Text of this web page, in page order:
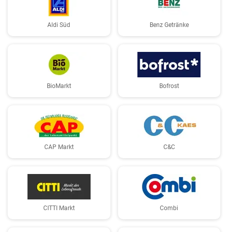
Aldi Süd Benz Getränke
BioMarkt Bofrost
CAP Markt C&C
CITTI Markt Combi